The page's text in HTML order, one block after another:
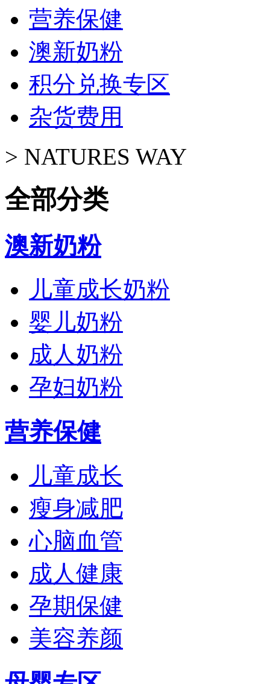
营养保健
澳新奶粉
积分兑换专区
杂货费用
> NATURES WAY
全部分类
澳新奶粉
儿童成长奶粉
婴儿奶粉
成人奶粉
孕妇奶粉
营养保健
儿童成长
瘦身减肥
心脑血管
成人健康
孕期保健
美容养颜